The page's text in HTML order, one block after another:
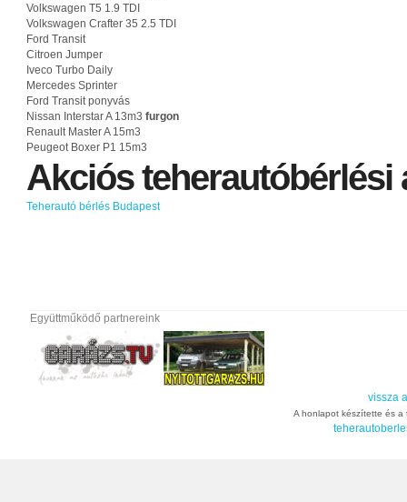
Volkswagen T5 1.9 TDI
Volkswagen Crafter 35 2.5 TDI
Ford Transit
Citroen Jumper
Iveco Turbo Daily
Mercedes Sprinter
Ford Transit ponyvás
Nissan Interstar A 13m3 furgon
Renault Master A 15m3
Peugeot Boxer P1 15m3
Akciósteherautóbérlési
Teherautó bérlés Budapest
Együttműködő partnereink
vissza
A honlapot készítette és